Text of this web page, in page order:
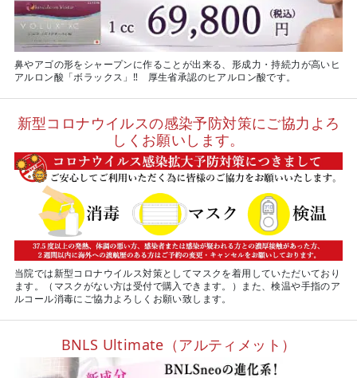
鼻やアゴの形をシャープンに作ることが出来る、形成力・持続力が高いヒ
アルロン酸「ボラックス」‼ 厚生省承認のヒアルロン酸です。
新型コロナウイルスの感染予防対策にご協力よろ
しくお願いします。
当院では新型コロナウイルス対策としてマスクを着用していただいており
ます。（マスクがない方は受付で購入できます。）また、検温や手指のア
ルコール消毒にご協力よろしくお願い致します。
BNLS Ultimate（アルティメット）